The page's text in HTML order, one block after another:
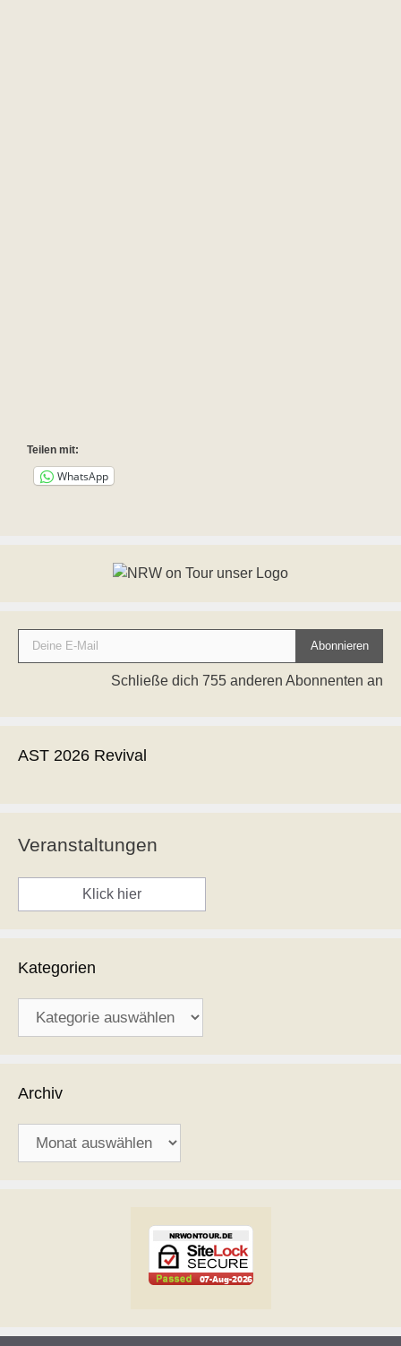
Teilen mit:
WhatsApp
Deine E-Mail
Abonnieren
Schließe dich 755 anderen Abonnenten an
AST 2026 Revival
Veranstaltungen
Klick hier
Kategorien
Archiv